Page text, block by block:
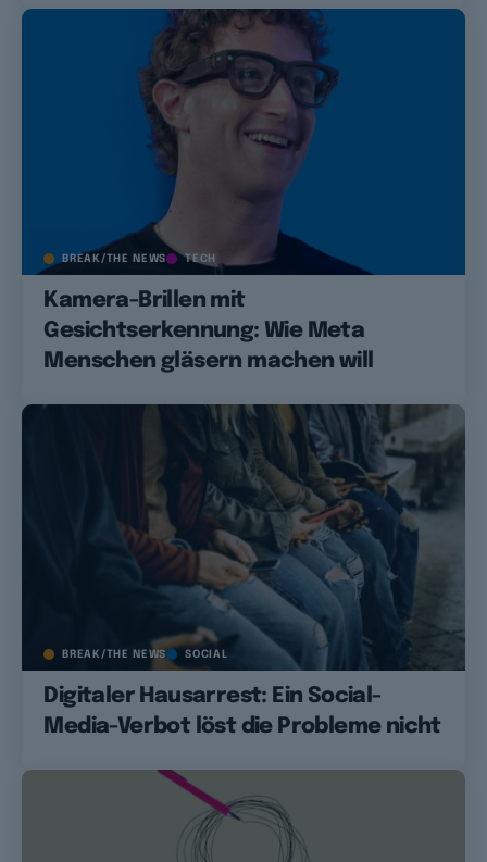
BREAK/THE NEWS TECH
Kamera-Brillen mit
Gesichtserkennung: Wie Meta
Menschen gläsern machen will
BREAK/THE NEWS SOCIAL
Digitaler Hausarrest: Ein Social-
Media-Verbot löst die Probleme nicht